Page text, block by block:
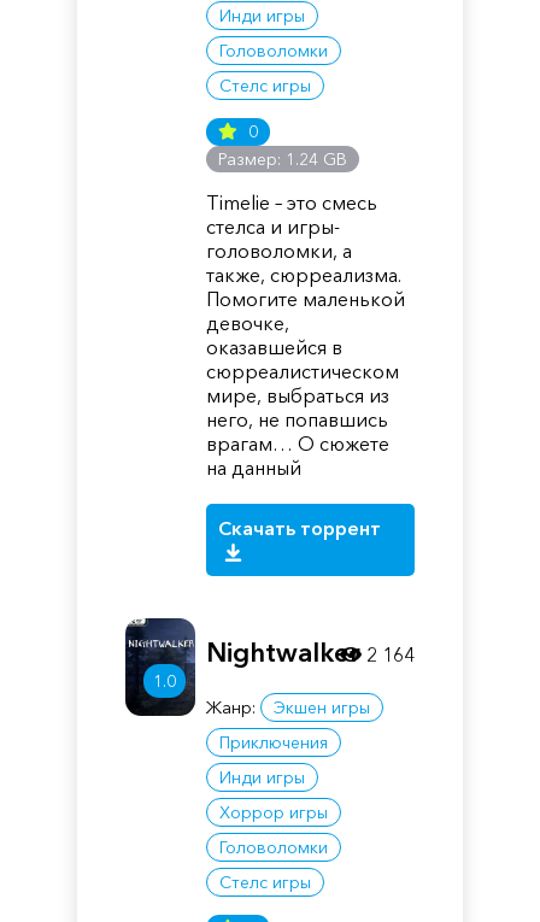
Инди игры
Головоломки
Стелс игры
0
Размер: 1.24 GB
Timelie – это смесь
стелса и игры-
головоломки, а
также, сюрреализма.
Помогите маленькой
девочке,
оказавшейся в
сюрреалистическом
мире, выбраться из
него, не попавшись
врагам… О сюжете
на данный
Скачать торрент
1.0
Nightwalker
Жанр:
Экшен игры
Приключения
Инди игры
Хоррор игры
Головоломки
Стелс игры
2 164